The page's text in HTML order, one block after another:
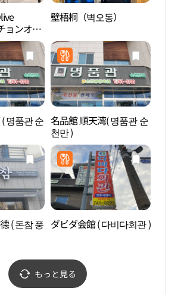
ョンオチ
）地区店
천지구
壁梧桐（벽오동）
명품관 순 名品館 順天湾( 명품관 순
천만 )
( 돈참 풍 ダビダ会館 ( 다비다회관 )
もっと見る